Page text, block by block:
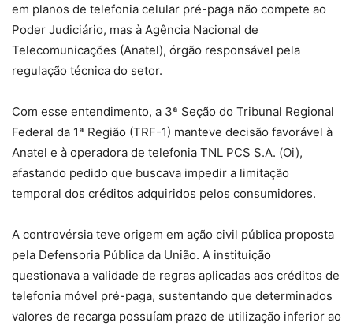
em planos de telefonia celular pré-paga não compete ao
Poder Judiciário, mas à Agência Nacional de
Telecomunicações (Anatel), órgão responsável pela
regulação técnica do setor.
Com esse entendimento, a 3ª Seção do Tribunal Regional
Federal da 1ª Região (TRF-1) manteve decisão favorável à
Anatel e à operadora de telefonia TNL PCS S.A. (Oi),
afastando pedido que buscava impedir a limitação
temporal dos créditos adquiridos pelos consumidores.
A controvérsia teve origem em ação civil pública proposta
pela Defensoria Pública da União. A instituição
questionava a validade de regras aplicadas aos créditos de
telefonia móvel pré-paga, sustentando que determinados
valores de recarga possuíam prazo de utilização inferior ao